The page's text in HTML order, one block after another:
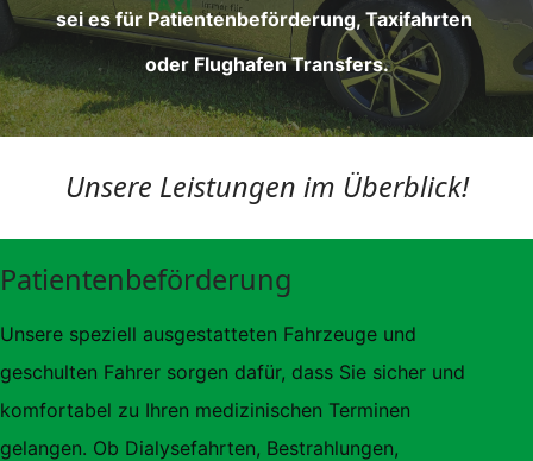
sei es für Patientenbeförderung, Taxifahrten
oder Flughafen Transfers.
Unsere Leistungen im Überblick!
Patientenbeförderung
Unsere speziell ausgestatteten Fahrzeuge und
geschulten Fahrer sorgen dafür, dass Sie sicher und
komfortabel zu Ihren medizinischen Terminen
gelangen. Ob Dialysefahrten, Bestrahlungen,